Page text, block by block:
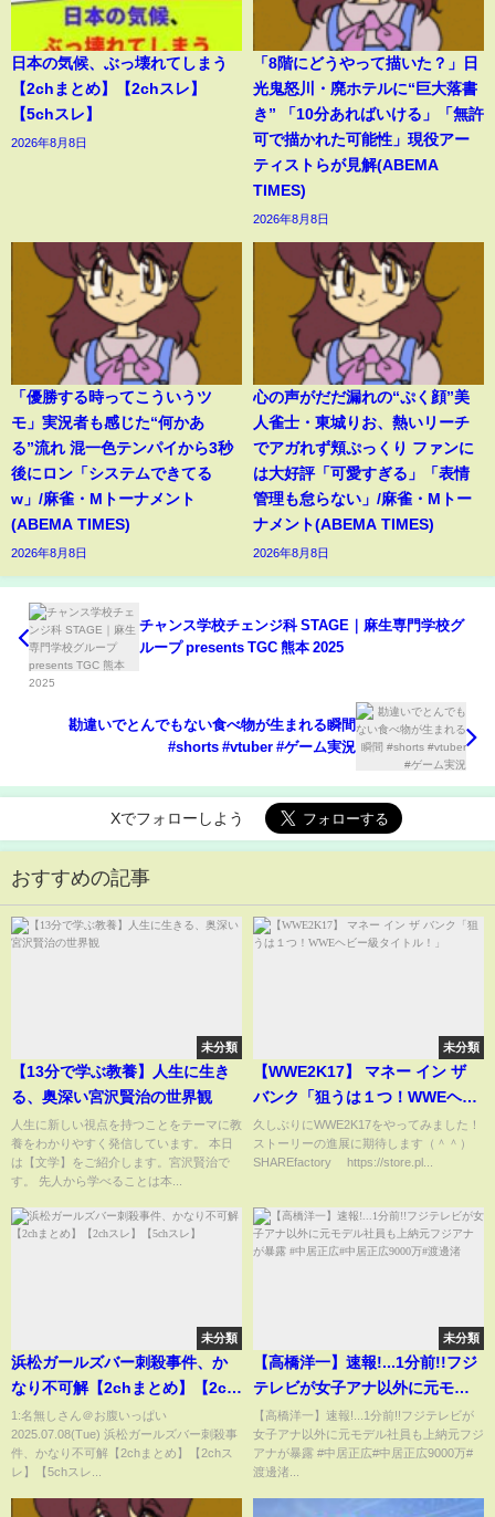
日本の気候、ぶっ壊れてしまう
【2chまとめ】【2chスレ】
【5chスレ】
2026年8月8日
「8階にどうやって描いた？」日
光鬼怒川・廃ホテルに“巨大落書
き” 「10分あればいける」「無許
可で描かれた可能性」現役アー
ティストらが見解(ABEMA
TIMES)
2026年8月8日
「優勝する時ってこういうツ
モ」実況者も感じた“何かあ
る”流れ 混一色テンパイから3秒
後にロン「システムできてる
w」/麻雀・Mトーナメント
(ABEMA TIMES)
2026年8月8日
心の声がだだ漏れの“ぷく顔”美
人雀士・東城りお、熱いリーチ
でアガれず頬ぷっくり ファンに
は大好評「可愛すぎる」「表情
管理も怠らない」/麻雀・Mトー
ナメント(ABEMA TIMES)
2026年8月8日
チャンス学校チェンジ科 STAGE｜麻生専門学校グ
ループ presents TGC 熊本 2025
勘違いでとんでもない食べ物が生まれる瞬間
#shorts #vtuber #ゲーム実況
Xでフォローしよう
おすすめの記事
未分類
【13分で学ぶ教養】人生に生き
る、奥深い宮沢賢治の世界観
人生に新しい視点を持つことをテーマに教
養をわかりやすく発信しています。 本日
は【文学】をご紹介します。宮沢賢治で
す。 先人から学べることは本...
未分類
【WWE2K17】 マネー イン ザ
バンク「狙うは１つ！WWEヘビ
ー級タイトル！」
久しぶりにWWE2K17をやってみました！
ストーリーの進展に期待します（＾＾）
SHAREfactory™ https://store.pl...
未分類
浜松ガールズバー刺殺事件、か
なり不可解【2chまとめ】【2ch
スレ】【5chスレ】
1:名無しさん＠お腹いっぱい
2025.07.08(Tue) 浜松ガールズバー刺殺事
件、かなり不可解【2chまとめ】【2chス
レ】【5chスレ...
未分類
【高橋洋一】速報!...1分前!!フジ
テレビが女子アナ以外に元モデ
ル社員も上納元フジアナが暴露 #
中居正広#中居正広9000万#渡邊
渚
【高橋洋一】速報!...1分前!!フジテレビが
女子アナ以外に元モデル社員も上納元フジ
アナが暴露 #中居正広#中居正広9000万#
渡邊渚...